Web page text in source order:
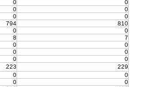
0
0
0
0
0
0
794
810
0
0
8
7
0
0
0
0
0
0
223
229
0
0
0
0